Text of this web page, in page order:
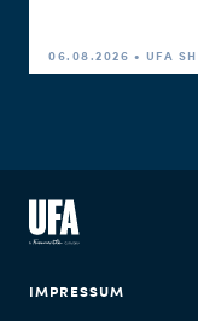
06.08.2026 • UFA
IMPRESSUM